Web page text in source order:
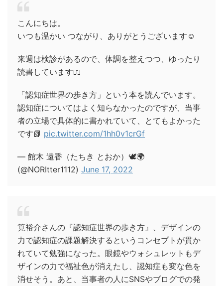
こんにちは。
いつも温かい つながり、ありがとうございます☺️
来週は検診があるので、体調を整えつつ、ゆったり
読書しています📖
「認知症世界の歩き方」という本を読んでいます。
認知症についてはよく知らなかったのですが、当事
者の立場で具体的に書かれていて、とてもよかった
です📗 pic.twitter.com/1hh0v1crGf
— 館木 遠香（たちき とおか）🕊️🌍️
(@NORItter1112) June 17, 2022
筧裕介さんの『認知症世界の歩き方』、デザインの
力で認知症の課題解決するというコンセプトが貫か
れていて勉強になった。眼鏡やウォシュレットもデ
ザインの力で福祉色が消えたし、認知症も変な色を
消せそう。あと、当事者の人にSNSやブログでの発